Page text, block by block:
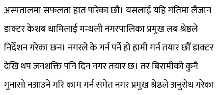
अस्पतालमा सफलता हात पारेका छौ। यसलाई यहि गतिमा लैजान
डाक्टर केशब धामिलाई मन्थली नगरपालिका प्रमुख लब श्रेष्ठले
निर्देशन गरेका छन। नगरले के गर्न पर्ने हो हामी गर्न तयार छौँ डाक्टर
देखि थप जनशक्ति पनि दिन नगर तयार छ। तर बिरामीको कुनै
गुनासो नआउने गरि काम गर्न समेत नगर प्रमुख श्रेष्ठले अनुरोध गरेका